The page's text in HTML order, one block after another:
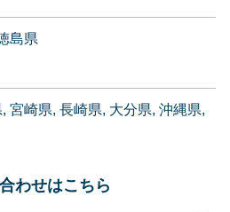
島県
宮崎県 長崎県 大分県 沖縄県
わせはこちら